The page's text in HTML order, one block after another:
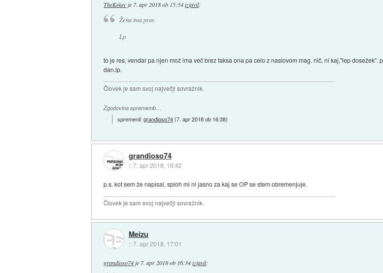
TheKekecje 7. apr 2018 ob 15:54 izjavil:
Žena ima prav.
Lp
to je res, vendar pa njen mož ima več brez faksa ona pa celo z naslovom mag. nič, ni kaj,"lep
dan.lp.
Človek je sam svoj največji sovražnik.
Zgodovina sprememb…
spremenil:grandioso74(7. apr 2018 ob 16:38)
grandioso74
::7. apr 2018, 16:42
p.s. kot sem že napisal, sploh mi ni jasno za kaj se OP se stem obremenjuje.
Človek je sam svoj največji sovražnik.
Meizu
::7. apr 2018, 17:01
grandioso74 je 7. apr 2018 ob 16:34 izjavil: